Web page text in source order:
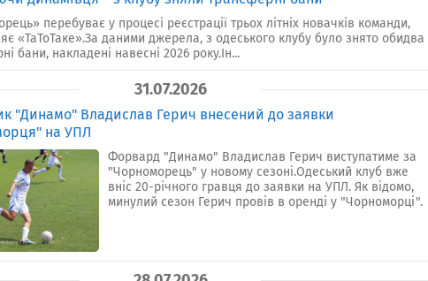
перебуває у процесі реєстрації трьох літніх новачків команди,
«ТаТоТаке».За даними джерела, з одеського клубу було знято обидва
бани, накладені навесні 2026 року.Ін...
31.07.2026
"Динамо" Владислав Герич внесений до заявки
на УПЛ
Форвард "Динамо" Владислав Герич виступатиме за
"Чорноморець" у новому сезоні.Одеський клуб вже
вніс 20-річного гравця до заявки на УПЛ. Як відомо,
минулий сезон Герич провів в оренді у "Чорноморці".